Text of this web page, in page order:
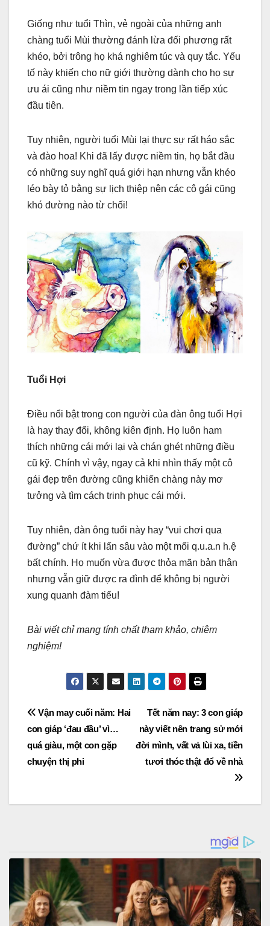
Giống như tuổi Thìn, vẻ ngoài của những anh
chàng tuổi Mùi thường đánh lừa đối phương rất
khéo, bởi trông họ khá nghiêm túc và quy tắc. Yếu
tố này khiến cho nữ giới thường dành cho họ sự
ưu ái cũng như niềm tin ngay trong lần tiếp xúc
đầu tiên.
Tuy nhiên, người tuổi Mùi lại thực sự rất háo sắc
và đào hoa! Khi đã lấy được niềm tin, họ bắt đầu
có những suy nghĩ quá giới hạn nhưng vẫn khéo
léo bày tỏ bằng sự lịch thiệp nên các cô gái cũng
khó đường nào từ chối!
Tuổi Hợi
Điều nổi bật trong con người của đàn ông tuổi Hợi
là hay thay đổi, không kiên định. Họ luôn ham
thích những cái mới lại và chán ghét những điều
cũ kỹ. Chính vì vậy, ngay cả khi nhìn thấy một cô
gái đẹp trên đường cũng khiến chàng này mơ
tưởng và tìm cách trinh phục cái mới.
Tuy nhiên, đàn ông tuổi này hay “vui chơi qua
đường” chứ ít khi lấn sâu vào một mối q.u.a.n h.ệ
bất chính. Họ muốn vừa được thỏa mãn bản thân
nhưng vẫn giữ được ra đình để không bị người
xung quanh đàm tiếu!
Bài viết chỉ mang tính chất tham khảo, chiêm
nghiệm!
Post
navigation
Tết năm nay: 3 con giáp
này viết nên trang sử mới
đời mình, vất vả lùi xa, tiền
tươi thóc thật đổ về nhà
Vận may cuối năm: Hai
con giáp ‘đau đầu’ vì…
quá giàu, một con gặp
chuyện thị phi